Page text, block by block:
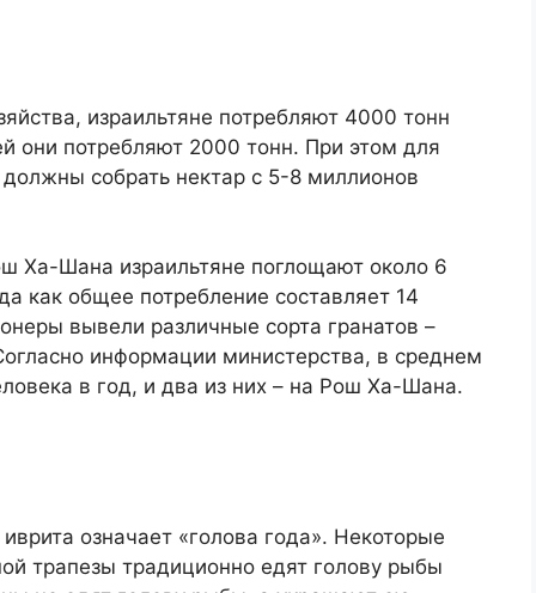
израильтяне потребляют 4000 тонн
они потребляют 2000 тонн. При этом для
собрать нектар с 5-8 миллионов
Ха-Шана израильтяне поглощают около 6
как общее потребление составляет 14
вывели различные сорта гранатов –
информации министерства, в среднем
в год, и два из них – на Рош Ха-Шана.
означает «голова года». Некоторые
трапезы традиционно едят голову рыбы